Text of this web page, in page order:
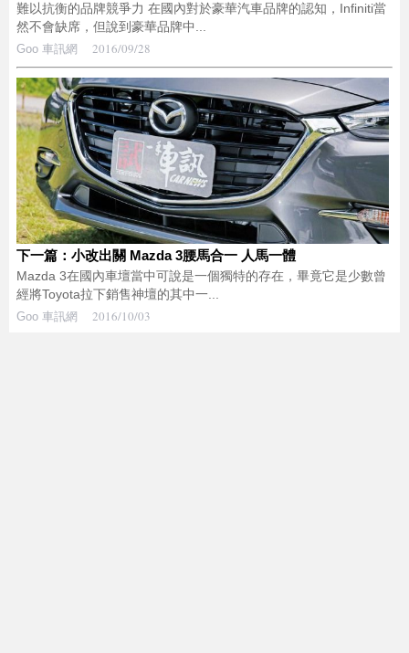
難以抗衡的品牌競爭力 在國內對於豪華汽車品牌的認知，Infiniti當
然不會缺席，但說到豪華品牌中...
Goo 車訊網 2016/09/28
下一篇：小改出關 Mazda 3腰馬合一 人馬一體
Mazda 3在國內車壇當中可說是一個獨特的存在，畢竟它是少數曾
經將Toyota拉下銷售神壇的其中一...
Goo 車訊網 2016/10/03